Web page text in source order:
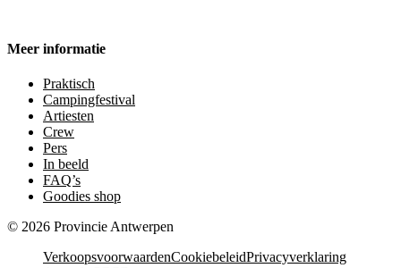
Meer informatie
Praktisch
Campingfestival
Artiesten
Crew
Pers
In beeld
FAQ’s
Goodies shop
© 2026 Provincie Antwerpen
VerkoopsvoorwaardenCookiebeleidPrivacyverklaring